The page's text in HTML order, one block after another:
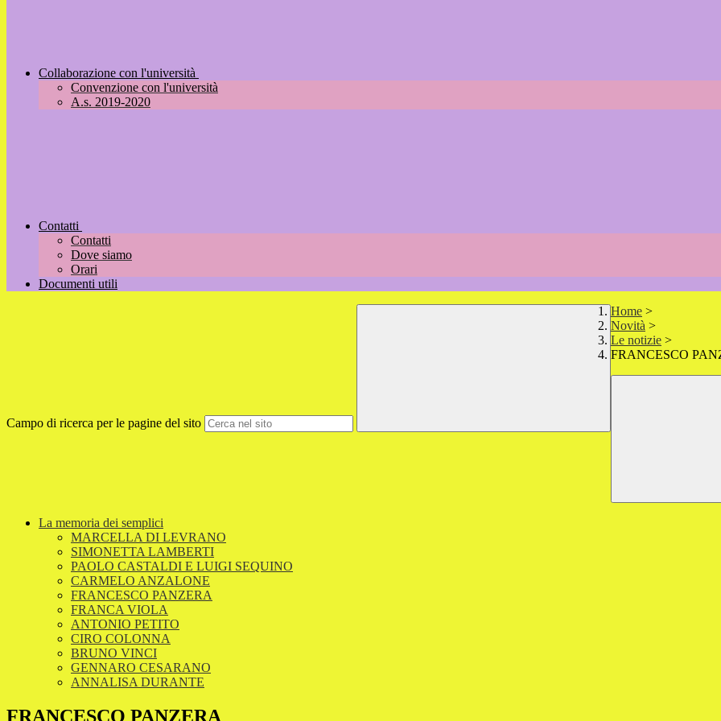
Collaborazione con l'università
Convenzione con l'università
A.s. 2019-2020
Contatti
Contatti
Dove siamo
Orari
Documenti utili
Campo di ricerca per le pagine del sito
Home >
Novità >
Le notizie >
FRANCESCO
La memoria dei semplici
MARCELLA DI LEVRANO
SIMONETTA LAMBERTI
PAOLO CASTALDI E LUIGI SEQUINO
CARMELO ANZALONE
FRANCESCO PANZERA
FRANCA VIOLA
ANTONIO PETITO
CIRO COLONNA
BRUNO VINCI
GENNARO CESARANO
ANNALISA DURANTE
FRANCESCO PANZERA